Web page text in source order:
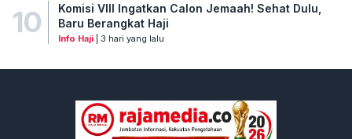
10
Komisi VIII Ingatkan Calon Jemaah! Sehat Dulu,
Baru Berangkat Haji
Info Haji| 3 hari yang lalu